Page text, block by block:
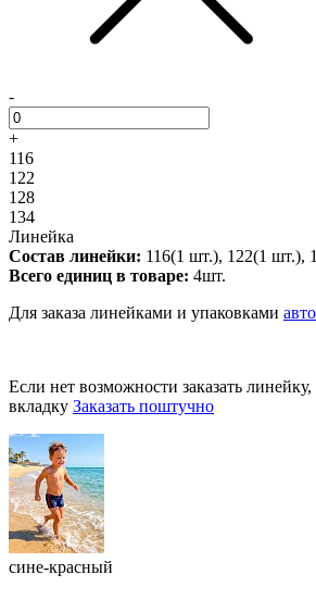
-
+
116
122
128
134
Линейка
Состав линейки: 116(1 шт.), 122(1 шт.),
Всего единиц в товаре: 4шт.
Для заказа линейками и упаковками
Если нет возможности заказать
вкладку Заказать поштучно
сине-красный